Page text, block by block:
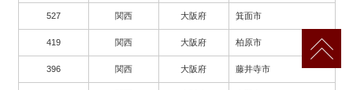
527 関西 大阪府 箕面市
419 関西 大阪府 柏原市
396 関西 大阪府 藤井寺市